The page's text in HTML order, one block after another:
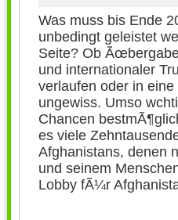
Was muss bis Ende
unbedingt geleistet
Seite? Ob
und internationaler
verlaufen oder in
ungewiss. Umso
Chancen
es viele
Afghanistans, denen
und seinem
Lobby fÃ¼r